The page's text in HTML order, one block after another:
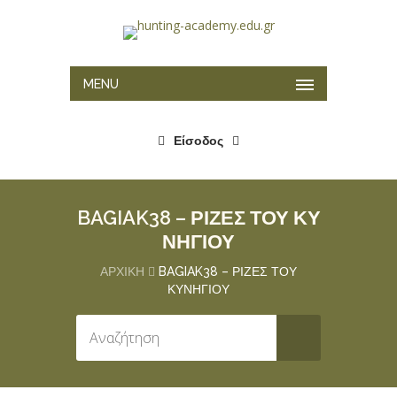
MENU
Είσοδος
BAGIAK38 – ΡΙΖΕΣ ΤΟΥ ΚΥ
ΝΗΓΙΟΥ
ΑΡΧΙΚΉ
BAGIAK38 – ΡΙΖΕΣ ΤΟΥ
ΚΥΝΗΓΙΟΥ